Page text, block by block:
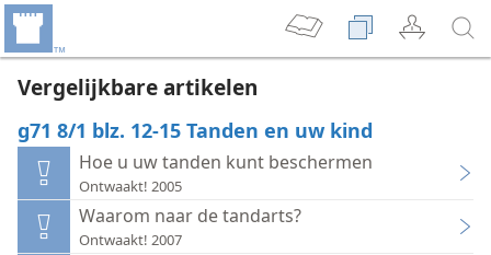
Vergelijkbare artikelen
g71 8/1 blz. 12-15 Tanden en uw kind
Hoe u uw tanden kunt beschermen
Ontwaakt! 2005
Waarom naar de tandarts?
Ontwaakt! 2007